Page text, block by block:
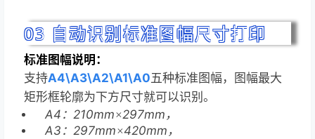
03 自动识别标准图幅尺寸打印
标准图幅说明：
支持A4\A3\A2\A1\A0五种标准图幅，图幅最大
矩形框轮廓为下方尺寸就可以识别。
A4 ： 210mm×297mm ，
A3 ： 297mm×420mm ，